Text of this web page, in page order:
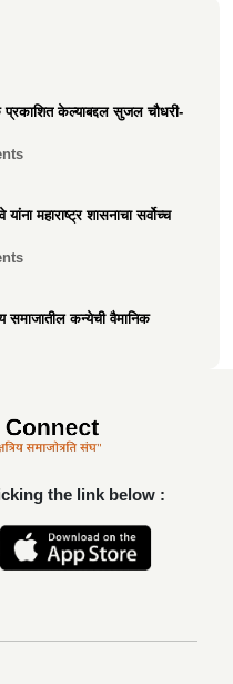
यांच्या आयईसीए फाउंडेशनच्या
केल्याबद्दल सुजल चौधरी-
महाराष्ट्र शासनाचा सर्वोच्च
समाजातील कन्येची वैमानिक
वर्तक चटाळे यांचे एलएलबी परीक्षेत
सावे, आपल्या अथक परिश्रम व
the link below :